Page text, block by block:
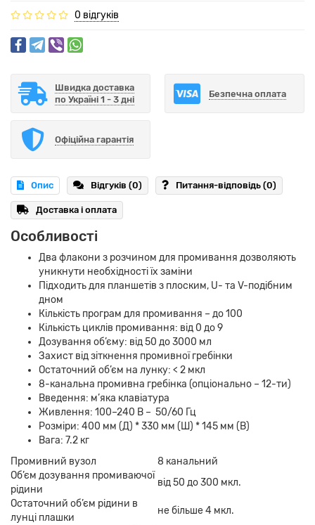
0 відгуків
Швидка доставка
по Україні 1 - 3 дні
Безпечна оплата
Офіційна гарантія
Опис Відгуків (0) Питання-відповідь (0)
Доставка і оплата
Особливості
Два флакони з розчином для промивання дозволяють
уникнути необхідності їх заміни
Підходить для планшетів з плоским, U- та V-подібним
дном
Кількість програм для промивання – до 100
Кількість циклів промивання: від 0 до 9
Дозування об’єму: від 50 до 3000 мл
Захист від зіткнення промивної гребінки
Остаточний об’єм на лунку: < 2 мкл
8-канальна промивна гребінка (опціонально – 12-ти)
Введення: м’яка клавіатура
Живлення: 100–240 В – 50/60 Гц
Розміри: 400 мм (Д) * 330 мм (Ш) * 145 мм (В)
Вага: 7.2 кг
Промивний вузол
8 канальний
Об’єм дозування промиваючої
рідини
від 50 до 300 мкл.
Остаточний об’єм рідини в
лунці плашки
не більше 4 мкл.